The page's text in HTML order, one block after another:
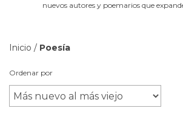
nuevos autores y poemarios que
Inicio / Poesía
Ordenar por